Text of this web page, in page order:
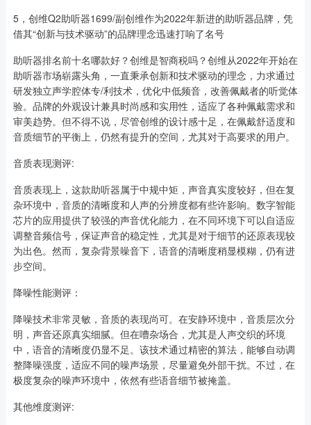
5，创维Q2助听器1699/副创维作为2022年新进的助听器品牌，凭
借其“创新与技术驱动”的品牌理念迅速打响了名号
助听器排名前十名哪款好？创维是智商税吗？创维从2022年开始在
助听器市场崭露头角，一直秉承创新和技术驱动的理念，力求通过
研发独立声学腔体专/利技术，优化中低频音，改善佩戴者的听觉体
验。品牌的外观设计兼具时尚感和实用性，适应了各种佩戴需求和
审美趋势。但不得不说，尽管创维的设计感十足，在佩戴舒适度和
音质细节的平衡上，仍然有提升的空间，尤其对于高要求的用户。
音质表现测评:
音质表现上，这款助听器属于中规中矩，声音真实度较好，但在复
杂环境中，音质的清晰度和人声的分辨度都有些许影响。数字智能
芯片的应用提供了较强的声音优化能力，在不同环境下可以自适应
调整音频信号，保证声音的稳定性，尤其是对于细节的还原表现较
为出色。然而，复杂背景噪音下，语音的清晰度稍显模糊，仍有进
步空间。
降噪性能测评：
降噪技术非常灵敏，音质的表现尚可。在安静环境中，音质层次分
明，声音还原真实细腻。但在嘈杂场合，尤其是人声交织的环境
中，语音的清晰度仍显不足。该技术通过精密的算法，能够自动调
整降噪强度，适应不同的噪声场景，尽量避免外部干扰。不过，在
极度复杂的噪声环境中，依然有些语音细节被掩盖。
其他维度测评: